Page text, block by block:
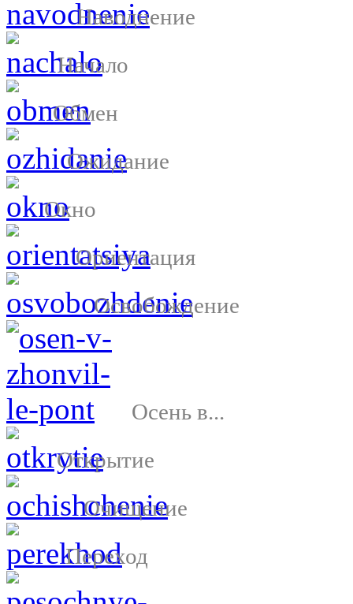
Наводнение
Начало
Обмен
Ожидание
Окно
Ориентация
Освобождение
Осень в...
Открытие
Очищение
Переход